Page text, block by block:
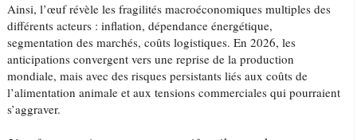
Ainsi, l’œuf révèle les fragilités macroéconomiques multiples des
différents acteurs : inflation, dépendance énergétique,
segmentation des marchés, coûts logistiques. En 2026, les
anticipations convergent vers une reprise de la production
mondiale, mais avec des risques persistants liés aux coûts de
l’alimentation animale et aux tensions commerciales qui pourraient
s’aggraver.